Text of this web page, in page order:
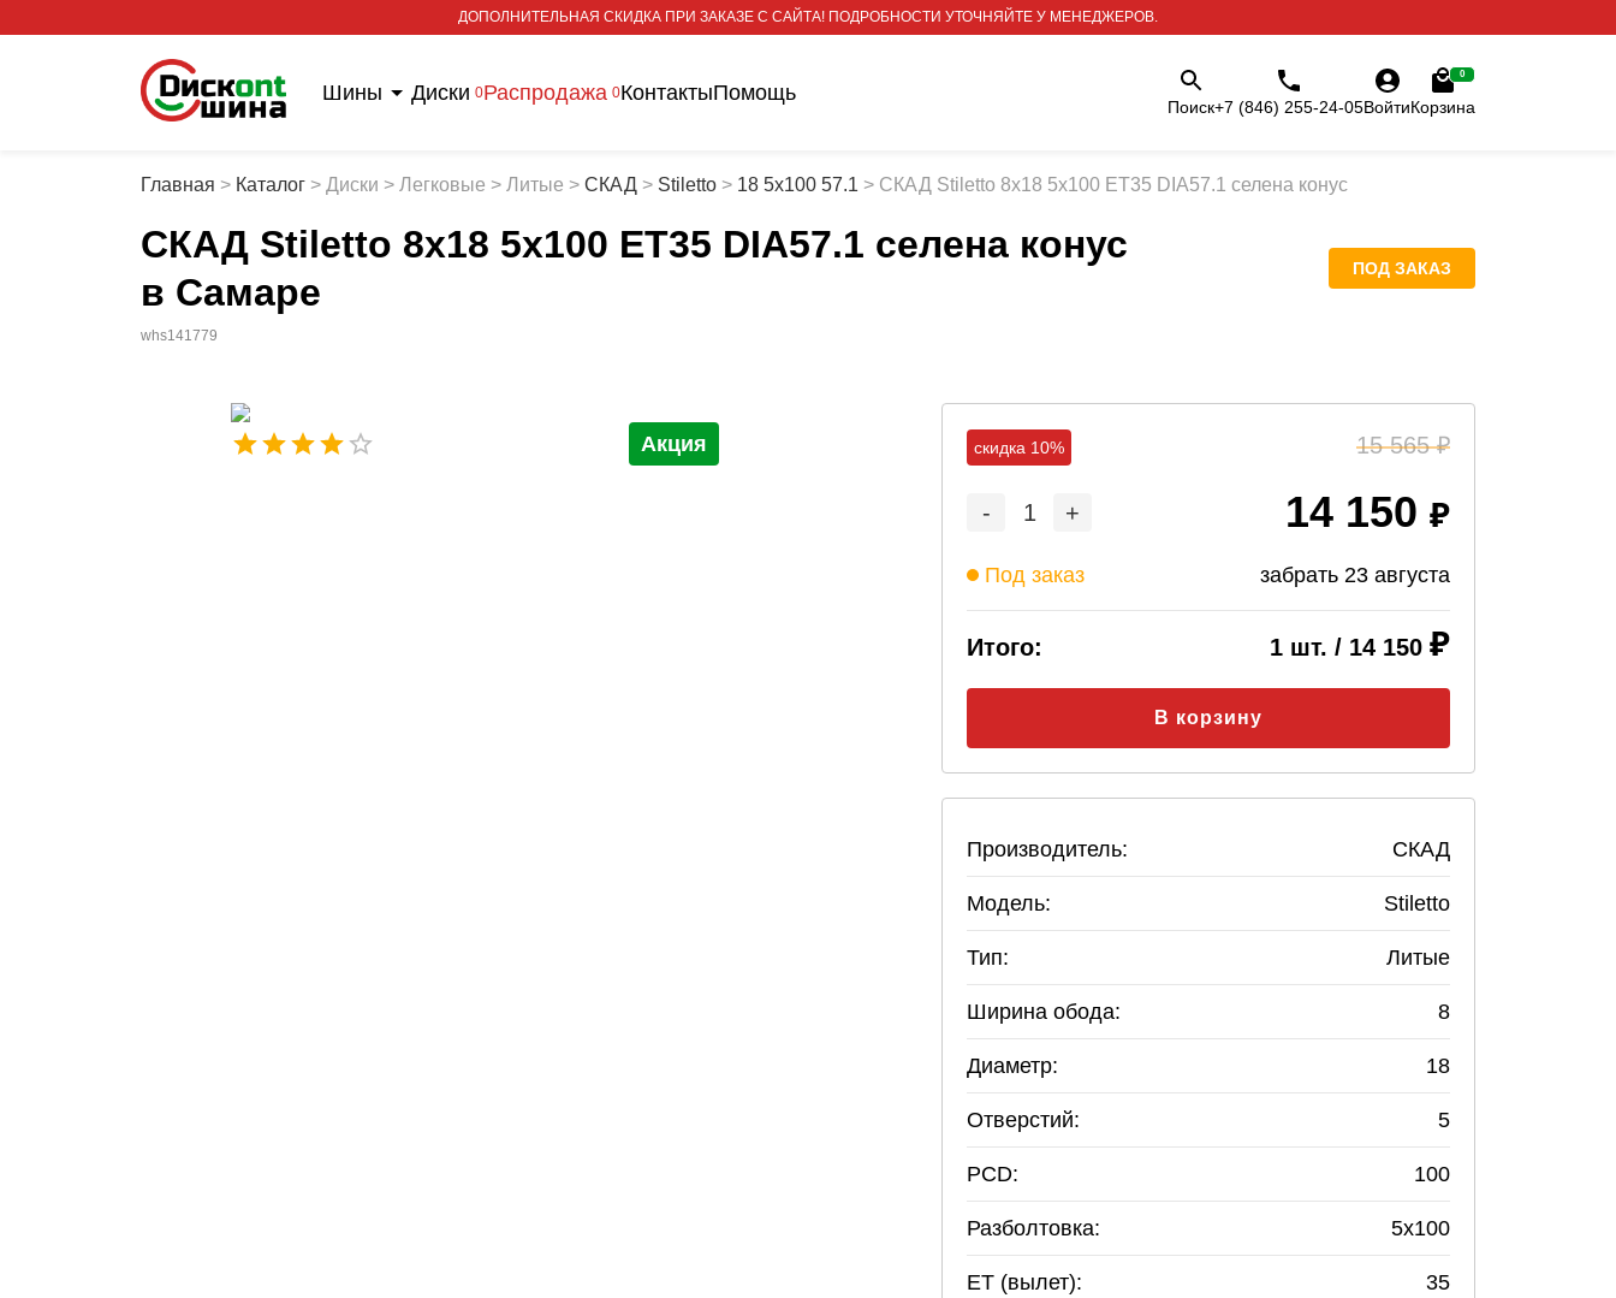
ДОПОЛНИТЕЛЬНАЯ СКИДКА ПРИ ЗАКАЗЕ С САЙТА! ПОДРОБНОСТИ УТОЧНЯЙТЕ У МЕНЕДЖЕРОВ.
Шины Диски 0Распродажа 0КонтактыПомощь
Поиск+7 (846) 255-24-05ВойтиКорзина
0
Главная > Каталог > Диски > Легковые > Литые > СКАД > Stiletto > 18 5x100 57.1 > СКАД Stiletto 8x18 5x100 ET35 DIA57.1 селена конус
СКАД Stiletto 8x18 5x100 ET35 DIA57.1 селена конус
в Самаре
ПОД ЗАКАЗ
whs141779
Акция скидка 10% 15 565
- 1 + 14 150
Под заказ забрать 23 августа
Итого: 1 шт. / 14 150
В корзину
Производитель: СКАД
Модель: Stiletto
Тип: Литые
Ширина обода: 8
Диаметр: 18
Отверстий: 5
PCD: 100
Разболтовка: 5x100
ET (вылет): 35